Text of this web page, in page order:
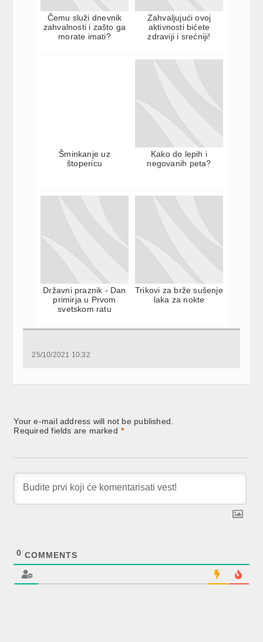
Čemu služi dnevnik
zahvalnosti i zašto ga
morate imati?
Zahvaljujući ovoj
aktivnosti bićete
zdraviji i srećniji!
Šminkanje uz
štopericu
Kako do lepih i
negovanih peta?
Državni praznik - Dan
primirja u Prvom
svetskom ratu
Trikovi za brže sušenje
laka za nokte
25/10/2021 10:32
Your e-mail address will not be published.
Required fields are marked *
0 COMMENTS